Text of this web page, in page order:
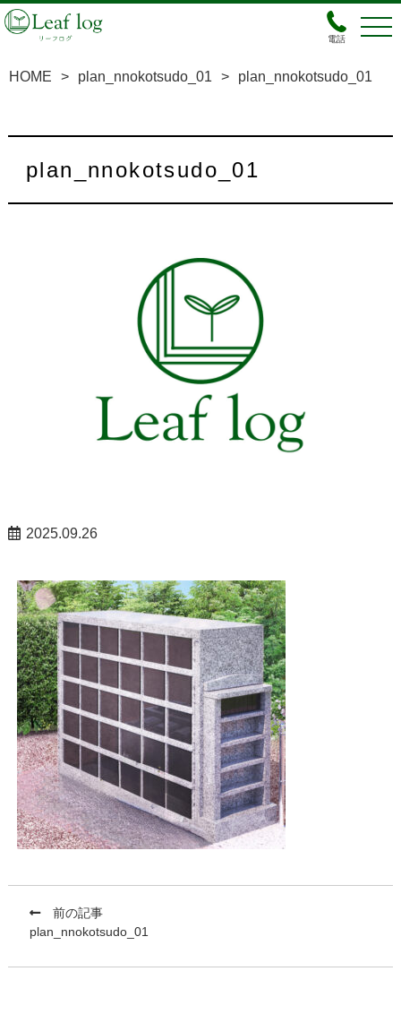
電話
HOME > plan_nnokotsudo_01 > plan_nnokotsudo_01
plan_nnokotsudo_01
2025.09.26
前の記事
plan_nnokotsudo_01